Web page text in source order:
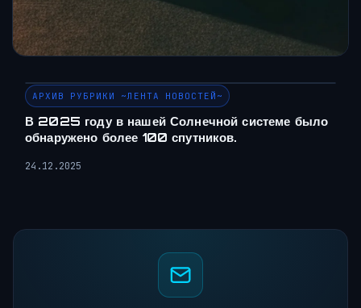
АРХИВ РУБРИКИ ~ЛЕНТА НОВОСТЕЙ~
В 2025 году в нашей Солнечной системе было
обнаружено более 100 спутников.
24.12.2025